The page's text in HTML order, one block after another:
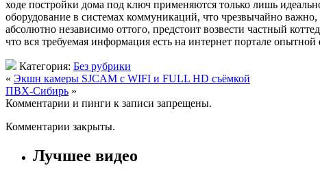
ходе постройки дома под ключ применяются только лишь
оборудование в системах коммуникаций, что чрезвычайно
абсолютно независимо оттого, предстоит возвести частный
что вся требуемая информация есть на интернет портале
Категория: Без рубрики
« Экшн камеры SJCAM с WIFI и FULL HD съёмкой
ПВХ-Сибирь »
Комментарии и пинги к записи запрещены.
Комментарии закрыты.
Лучшее видео